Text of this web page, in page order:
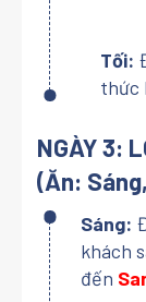
Tối:
thức
NGÀY 3:
(Ăn:
Sáng:
khách
đến